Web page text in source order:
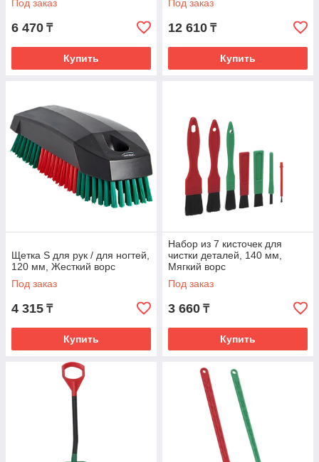
Под заказ
6 470 ₸
Купить
Под заказ
12 610 ₸
Купить
Щетка S для рук / для ногтей,
120 мм, Жесткий ворс
Под заказ
4 315 ₸
Купить
Набор из 7 кисточек для
чистки деталей, 140 мм,
Мягкий ворс
Под заказ
3 660 ₸
Купить